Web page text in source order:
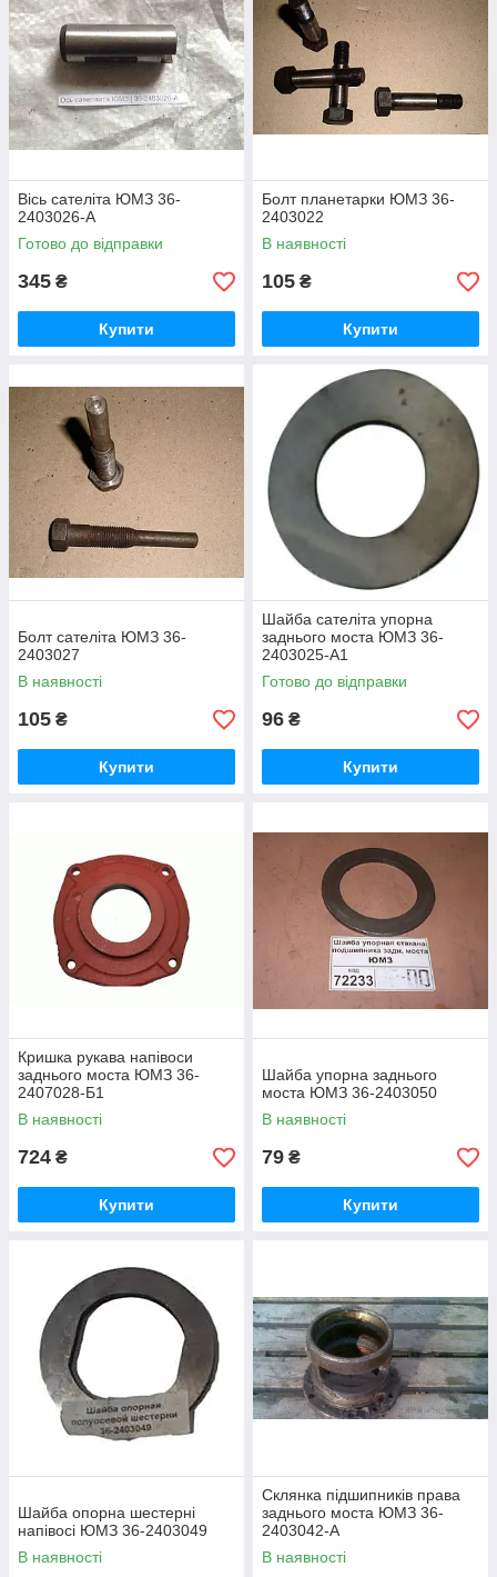
Вісь сателіта ЮМЗ 36-
2403026-А
Готово до відправки
345 ₴
Купити
Болт планетарки ЮМЗ 36-
2403022
В наявності
105 ₴
Купити
Болт сателіта ЮМЗ 36-
2403027
В наявності
105 ₴
Купити
Шайба сателіта упорна
заднього моста ЮМЗ 36-
2403025-А1
Готово до відправки
96 ₴
Купити
Кришка рукава напівоси
заднього моста ЮМЗ 36-
2407028-Б1
В наявності
724 ₴
Купити
Шайба упорна заднього
моста ЮМЗ 36-2403050
В наявності
79 ₴
Купити
Шайба опорна шестерні
напівосі ЮМЗ 36-2403049
В наявності
Склянка підшипників права
заднього моста ЮМЗ 36-
2403042-А
В наявності